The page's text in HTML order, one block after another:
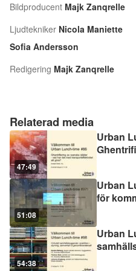
Relaterad media
47:49
Urban
51:08
Urban
för
54:38
Urban
Bildproducent Majk Zanqrelle
Ljudtekniker Nicola Maniette
Sofia Andersson
Redigering Majk Zanqrelle